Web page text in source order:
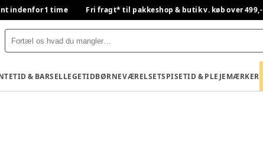
indenfor 1 time Fri fragt* til pakkeshop & butik v. køb over 499,-
& BARSELLEGETIDBØRNEVÆRELSETSPISETID & PLEJEMÆRKER